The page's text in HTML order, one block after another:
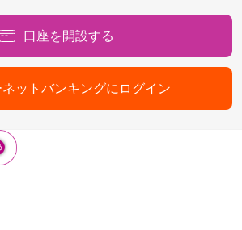
口座を開設する
ットバンキングにログイン